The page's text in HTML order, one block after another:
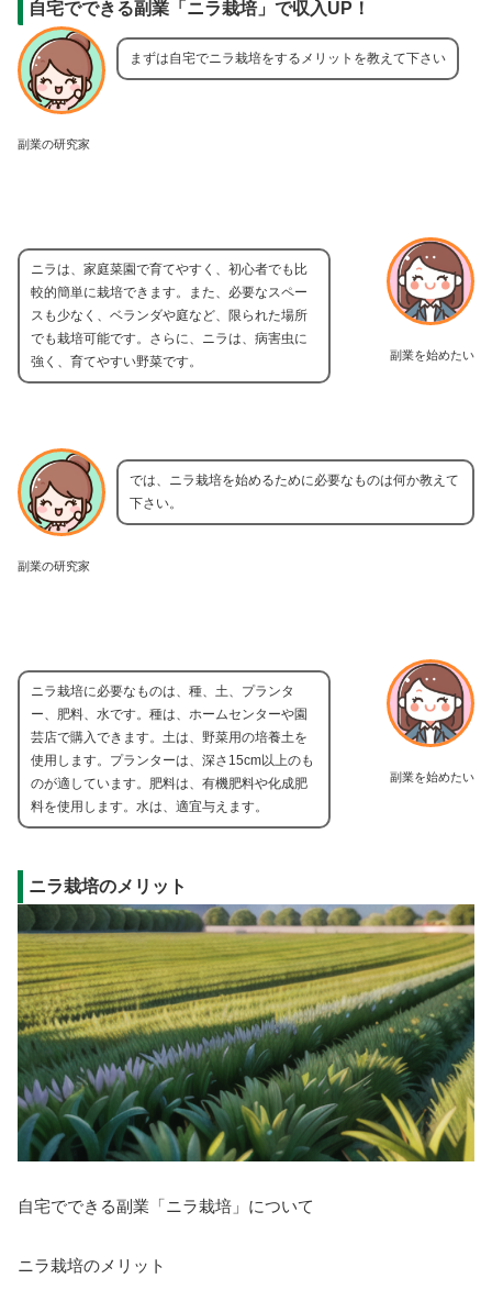
自宅でできる副業「ニラ栽培」で収入UP！
副業の研究家
まずは自宅でニラ栽培をするメリットを教えて下さい
副業を始めたい
ニラは、家庭菜園で育てやすく、初心者でも比
較的簡単に栽培できます。また、必要なスペー
スも少なく、ベランダや庭など、限られた場所
でも栽培可能です。さらに、ニラは、病害虫に
強く、育てやすい野菜です。
副業の研究家
では、ニラ栽培を始めるために必要なものは何か教えて
下さい。
副業を始めたい
ニラ栽培に必要なものは、種、土、プランタ
ー、肥料、水です。種は、ホームセンターや園
芸店で購入できます。土は、野菜用の培養土を
使用します。プランターは、深さ15cm以上のも
のが適しています。肥料は、有機肥料や化成肥
料を使用します。水は、適宜与えます。
ニラ栽培のメリット
自宅でできる副業「ニラ栽培」について
ニラ栽培のメリット